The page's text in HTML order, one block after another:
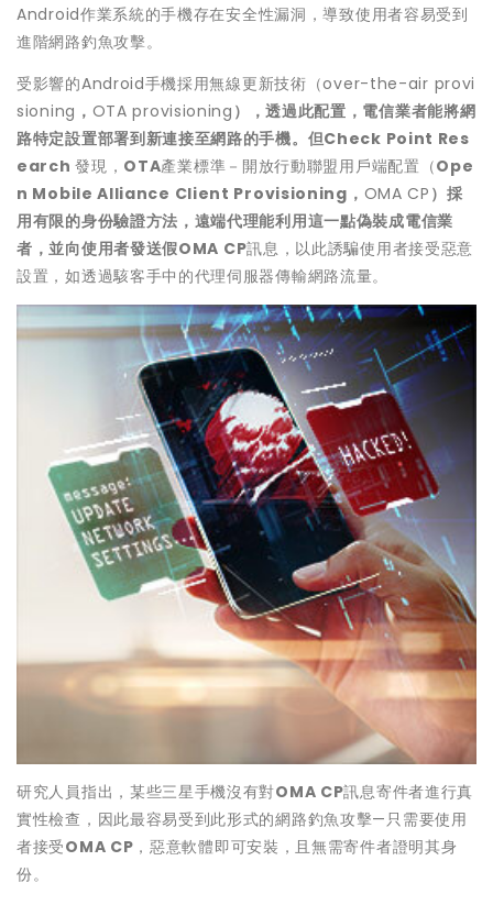
Android作業系統的手機存在安全性漏洞，導致使用者容易受到
進階網路釣魚攻擊。
受影響的Android手機採用無線更新技術（over-the-air provi
sioning ， OTA provisioning ），透過此配置，電信業者能將網
路特定設置部署到新連接至網路的手機。但Check Point Res
earch發現， OTA產業標準－開放行動聯盟用戶端配置（Ope
n Mobile Alliance Client Provisioning ， OMA CP ）採
用有限的身份驗證方法，遠端代理能利用這一點偽裝成電信業
者，並向使用者發送假OMA CP訊息，以此誘騙使用者接受惡意
設置，如透過駭客手中的代理伺服器傳輸網路流量。
研究人員指出，某些三星手機沒有對OMA CP訊息寄件者進行真
實性檢查，因此最容易受到此形式的網路釣魚攻擊—只需要使用
者接受OMA CP ，惡意軟體即可安裝，且無需寄件者證明其身
份。